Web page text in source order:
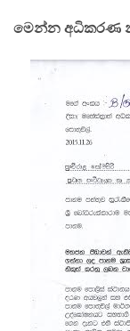
මෙන්න අධිකරණ